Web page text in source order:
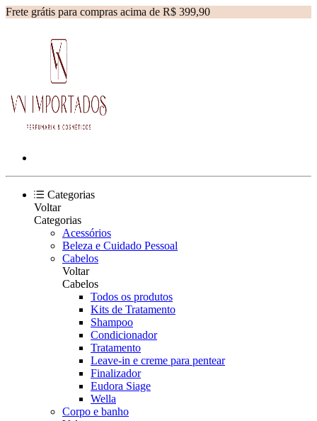
Frete grátis para compras acima de R$ 399,90
Categorias
Voltar
Categorias
Acessórios
Beleza e Cuidado Pessoal
Cabelos
Voltar
Cabelos
Todos os produtos
Kits de Tratamento
Shampoo
Condicionador
Tratamento
Leave-in e creme para pentear
Finalizador
Eudora Siage
Wella
Corpo e banho